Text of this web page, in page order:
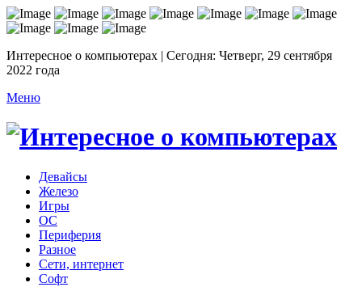
Интересное о компьютерах | Сегодня: Четверг, 29 сентября
2022 года
Меню
Девайсы
Железо
Игры
ОС
Периферия
Разное
Сети, интернет
Софт